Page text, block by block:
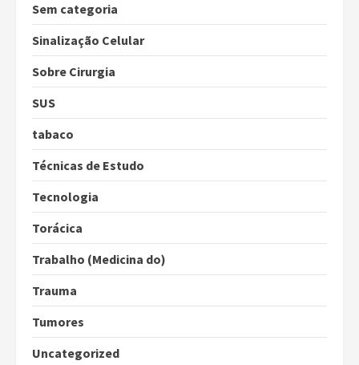
Sem categoria
Sinalização Celular
Sobre Cirurgia
SUS
tabaco
Técnicas de Estudo
Tecnologia
Torácica
Trabalho (Medicina do)
Trauma
Tumores
Uncategorized